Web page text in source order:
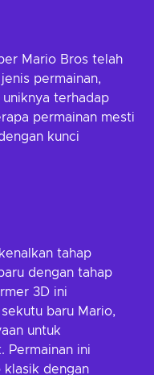
Mario Bros telah
permainan,
terhadap
permainan mesti
kunci
tahap
dengan tahap
3D ini
baru Mario,
untuk
Permainan ini
klasik dengan